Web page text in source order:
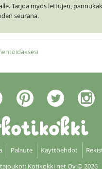
Tarjoa myös lettujen,
seurana.
Palaute Käyttöehdot
Kotikokki net Oy© 2026